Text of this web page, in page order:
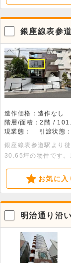
銀座線表参
造作価格：造作なし
階層/面積：2階 /
現業態：
引渡状態
銀座線表参道駅より
30.65坪の物件です。
お気に入
明治通り沿